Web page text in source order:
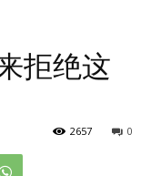
拒绝这
0
2657